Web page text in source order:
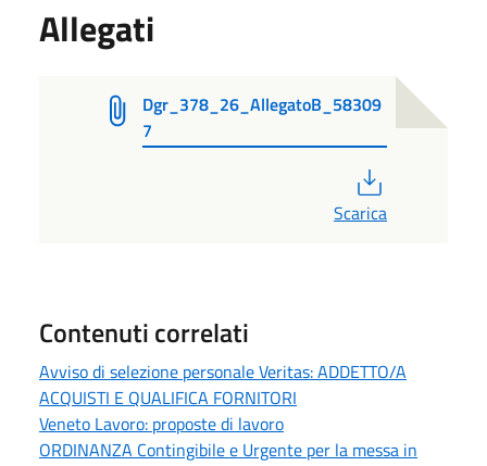
Allegati
Dgr_378_26_AllegatoB_58309
7
Scarica
Contenuti correlati
Avviso di selezione personale Veritas: ADDETTO/A
ACQUISTI E QUALIFICA FORNITORI
Veneto Lavoro: proposte di lavoro
ORDINANZA Contingibile e Urgente per la messa in